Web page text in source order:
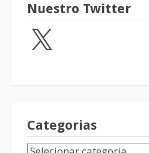
Nuestro Twitter
Categorias